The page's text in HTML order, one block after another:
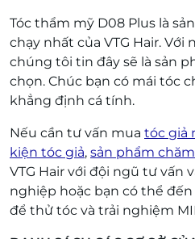
Tóc thẩm mỹ D08 Plus là
chạy nhất của VTG Hair.
chúng tôi tin đây sẽ là sản
chọn. Chúc bạn có mái tóc
khẳng định cá tính.
Nếu cần tư vấn mua tóc giả
kiện tóc giả, sản phẩm
VTG Hair với đội ngũ tư vấn
nghiệp hoặc bạn có thể
để thử tóc và trải nghiệm